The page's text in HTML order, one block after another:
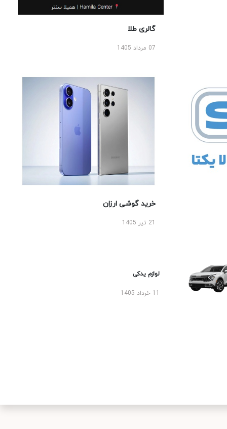
گالری طلا
07 مرداد 1405
خرید گوشی ارزان
لوازم یدکی